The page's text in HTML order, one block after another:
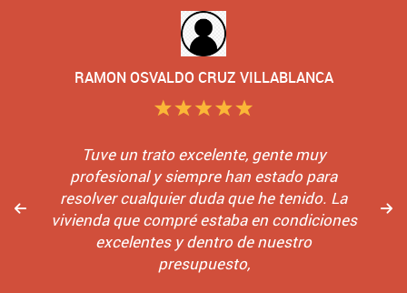
RAMON OSVALDO CRUZ VILLABLANCA
Tuve un trato excelente, gente muy
profesional y siempre han estado para
resolver cualquier duda que he tenido. La
vivienda que compré estaba en condiciones
excelentes y dentro de nuestro
presupuesto,